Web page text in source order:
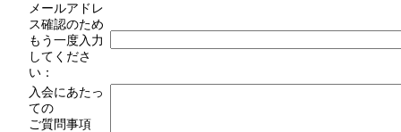
メールアドレ
ス確認のため
もう一度入力
してくださ
い：
入会にあたっ
ての
ご質問事項